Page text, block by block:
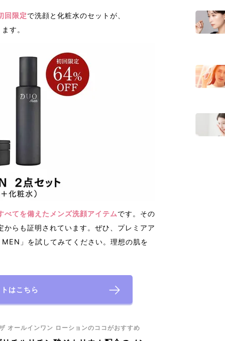
回限定で洗顔と化粧水のセットが、
す。
てを備えたメンズ洗顔アイテムです。その
らも証明されています。ぜひ、プレミアア
」を試してみてください。理想の肌を
はこちら
ールインワン ローションのココがおすすめ